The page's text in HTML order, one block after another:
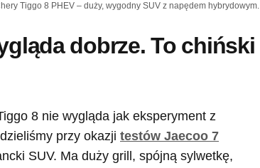
Tiggo 8 PHEV – duży, wygodny SUV z napędem hybrydowym.
dobrze. To chiński
8 nie wygląda jak eksperyment z
przy okazji testów Jaecoo 7
SUV. Ma duży grill, spójną sylwetkę,